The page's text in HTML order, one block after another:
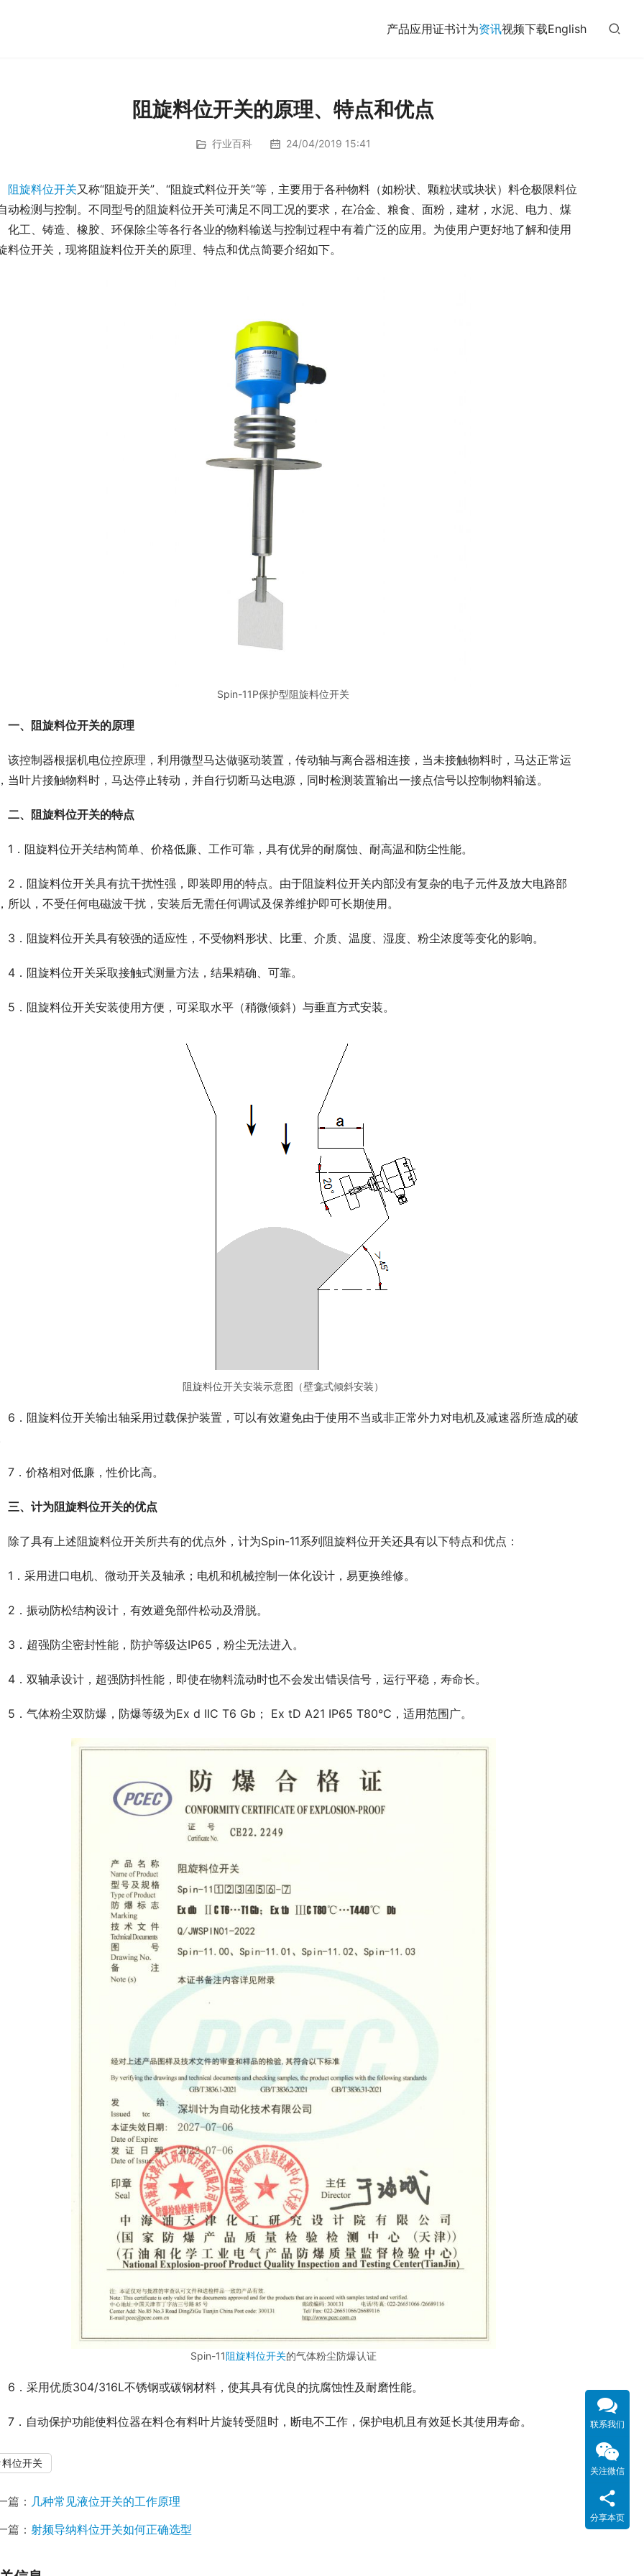
产品应用证书计为资讯视频下载English
阻旋料位开关的原理、特点和优点
行业百科 24/04/2019 15:41
阻旋料位开关又称“阻旋开关”、“阻旋式料位开关”等，主要用于各种物料（如粉状、颗粒状或块状）料仓极限料位
动检测与控制。不同型号的阻旋料位开关可满足不同工况的要求，在冶金、粮食、面粉，建材，水泥、电力、煤
化工、铸造、橡胶、环保除尘等各行各业的物料输送与控制过程中有着广泛的应用。为使用户更好地了解和使用
料位开关，现将阻旋料位开关的原理、特点和优点简要介绍如下。
Spin-11P保护型阻旋料位开关
一、阻旋料位开关的原理
控制器根据机电位控原理，利用微型马达做驱动装置，传动轴与离合器相连接，当未接触物料时，马达正常运
当叶片接触物料时，马达停止转动，并自行切断马达电源，同时检测装置输出一接点信号以控制物料输送。
二、阻旋料位开关的特点
阻旋料位开关结构简单、价格低廉、工作可靠，具有优异的耐腐蚀、耐高温和防尘性能。
阻旋料位开关具有抗干扰性强，即装即用的特点。由于阻旋料位开关内部没有复杂的电子元件及放大电路部
所以，不受任何电磁波干扰，安装后无需任何调试及保养维护即可长期使用。
阻旋料位开关具有较强的适应性，不受物料形状、比重、介质、温度、湿度、粉尘浓度等变化的影响。
阻旋料位开关采取接触式测量方法，结果精确、可靠。
阻旋料位开关安装使用方便，可采取水平（稍微倾斜）与垂直方式安装。
阻旋料位开关安装示意图（壁龛式倾斜安装）
阻旋料位开关输出轴采用过载保护装置，可以有效避免由于使用不当或非正常外力对电机及减速器所造成的破
价格相对低廉，性价比高。
三、计为阻旋料位开关的优点
了具有上述阻旋料位开关所共有的优点外，计为Spin-11系列阻旋料位开关还具有以下特点和优点：
采用进口电机、微动开关及轴承；电机和机械控制一体化设计，易更换维修。
振动防松结构设计，有效避免部件松动及滑脱。
超强防尘密封性能，防护等级达IP65，粉尘无法进入。
双轴承设计，超强防抖性能，即使在物料流动时也不会发出错误信号，运行平稳，寿命长。
气体粉尘双防爆，防爆等级为Ex d IIC T6 Gb； Ex tD A21 IP65 T80℃，适用范围广。
Spin-11阻旋料位开关的气体粉尘防爆认证
采用优质304/316L不锈钢或碳钢材料，使其具有优良的抗腐蚀性及耐磨性能。
自动保护功能使料位器在料仓有料叶片旋转受阻时，断电不工作，保护电机且有效延长其使用寿命。
料位开关
篇： 几种常见液位开关的工作原理
篇： 射频导纳料位开关如何正确选型
联系我们
关注微信
分享本页